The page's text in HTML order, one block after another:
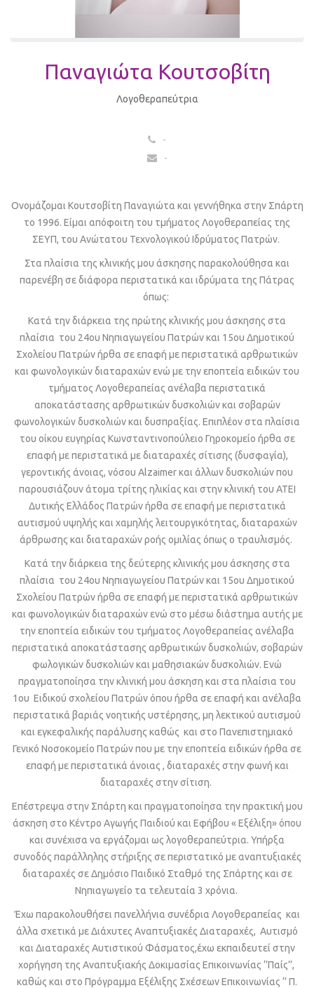
Παναγιώτα Κουτσοβίτη
Λογοθεραπεύτρια
-
-
Ονομάζομαι Κουτσοβίτη Παναγιώτα και γεννήθηκα στην Σπάρτη
το 1996. Είμαι απόφοιτη του τμήματος Λογοθεραπείας της
ΣΕΥΠ, του Ανώτατου Τεχνολογικού Ιδρύματος Πατρών.
Στα πλαίσια της κλινικής μου άσκησης παρακολούθησα και
παρενέβη σε διάφορα περιστατικά και ιδρύματα της Πάτρας
όπως:
Κατά την διάρκεια της πρώτης κλινικής μου άσκησης στα
πλαίσια του 24ου Νηπιαγωγείου Πατρών και 15ου Δημοτικού
Σχολείου Πατρών ήρθα σε επαφή με περιστατικά αρθρωτικών
και φωνολογικών διαταραχών ενώ με την εποπτεία ειδικών του
τμήματος Λογοθεραπείας ανέλαβα περιστατικά
αποκατάστασης αρθρωτικών δυσκολιών και σοβαρών
φωνολογικών δυσκολιών και δυσπραξίας. Επιπλέον στα πλαίσια
του οίκου ευγηρίας Κωνσταντινοπούλειο Γηροκομείο ήρθα σε
επαφή με περιστατικά με διαταραχές σίτισης (δυσφαγία),
γεροντικής άνοιας, νόσου Alzaimerκαι άλλων δυσκολιών που
παρουσιάζουν άτομα τρίτης ηλικίας και στην κλινική του ΑΤΕΙ
Δυτικής Ελλάδος Πατρών ήρθα σε επαφή με περιστατικά
αυτισμού υψηλής και χαμηλής λειτουργικότητας, διαταραχών
άρθρωσης και διαταραχών ροής ομιλίας όπως ο τραυλισμός.
Κατά την διάρκεια της δεύτερης κλινικής μου άσκησης στα
πλαίσια του 24ου Νηπιαγωγείου Πατρών και 15ου Δημοτικού
Σχολείου Πατρών ήρθα σε επαφή με περιστατικά αρθρωτικών
και φωνολογικών διαταραχών ενώ στο μέσω διάστημα αυτής με
την εποπτεία ειδικών του τμήματος Λογοθεραπείας ανέλαβα
περιστατικά αποκατάστασης αρθρωτικών δυσκολιών, σοβαρών
φωλογικών δυσκολιών και μαθησιακών δυσκολιών. Ενώ
πραγματοποίησα την κλινική μου άσκηση και στα πλαίσια του
1ου Ειδικού σχολείου Πατρών όπου ήρθα σε επαφή και ανέλαβα
περιστατικά βαριάς νοητικής υστέρησης, μη λεκτικού αυτισμού
και εγκεφαλικής παράλυσης καθώς και στο Πανεπιστημιακό
Γενικό Νοσοκομείο Πατρών που με την εποπτεία ειδικών ήρθα σε
επαφή με περιστατικά άνοιας , διαταραχές στην φωνή και
διαταραχές στην σίτιση.
Επέστρεψα στην Σπάρτη και πραγματοποίησα την πρακτική μου
άσκηση στο Κέντρο Αγωγής Παιδιού και Εφήβου « Εξέλιξη» όπου
και συνέχισα να εργάζομαι ως λογοθεραπεύτρια. Υπήρξα
συνοδός παράλληλης στήριξης σε περιστατικό με αναπτυξιακές
διαταραχές σε Δημόσιο Παιδικό Σταθμό της Σπάρτης και σε
Νηπιαγωγείο τα τελευταία 3 χρόνια.
Έχω παρακολουθήσει πανελλήνια συνέδρια Λογοθεραπείας και
άλλα σχετικά με Διάχυτες Αναπτυξιακές Διαταραχές, Αυτισμό
και Διαταραχές Αυτιστικού Φάσματος,έχω εκπαιδευτεί στην
χορήγηση της Αναπτυξιακής Δοκιμασίας Επικοινωνίας ‘’Παίς’’,
καθώς και στο Πρόγραμμα Εξέλιξης Σχέσεων Επικοινωνίας ‘’ Π.